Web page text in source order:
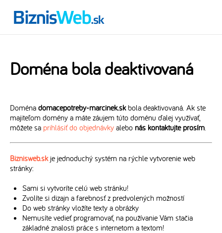
Doména bola deaktivovaná
Doména domacepotreby-marcinek.skbola deaktivovaná. Ak ste
majiteľom domény a máte záujem túto doménu ďalej využívať,
môžete sa prihlásiť do objednávky alebo nás kontaktujte prosím.
Biznisweb.skje jednoduchý systém na rýchle vytvorenie web
stránky:
Sami si vytvoríte celú web stránku!
Zvolíte si dizajn a farebnosť z predvolených možností
Do web stránky vložíte texty a obrázky
Nemusíte vedieť programovať, na používanie Vám stačia
základné znalosti práce s internetom a textom!